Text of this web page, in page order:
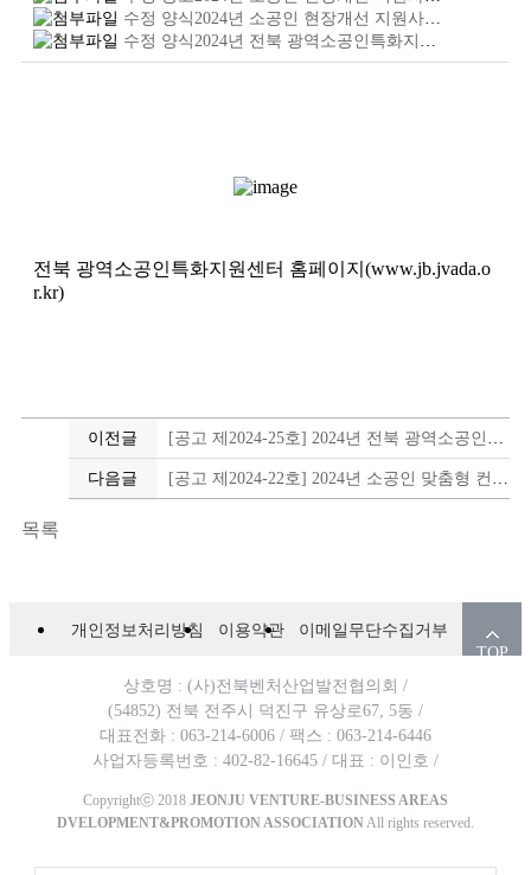
수정 양식2024년 소공인 현장개선 지원사업 신청서 및 제출서류.hwp
수정 양식2024년 전북 광역소공인특화지원센터 지원사업 진행과정 및 제출서류 안내 .hwp
전북 광역소공인특화지원센터 홈페이지(www.jb.jvada.o
r.kr)
이전글
다음글
목록
개인정보처리방침 이용약관
이메일무단수집거부
TOP
상호명 : (사)전북벤처산업발전협의회 /
(54852) 전북 전주시 덕진구 유상로67, 5동 /
대표전화 : 063-214-6006 / 팩스 : 063-214-6446
사업자등록번호 : 402-82-16645 / 대표 : 이인호 /
Copyrightⓒ 2018 JEONJU VENTURE-BUSINESS AREAS
DVELOPMENT&PROMOTION ASSOCIATIONAll rights reserved.